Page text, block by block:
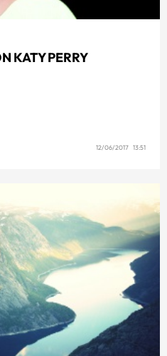
KATY PERRY
12/06/2017 13:51